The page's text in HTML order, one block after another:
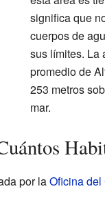
significa que
cuerpos de
sus límites. La
promedio de
253 metros
mar.
por laOficina